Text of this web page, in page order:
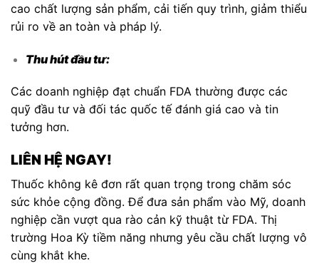
cao chất lượng sản phẩm, cải tiến quy trình, giảm thiểu
rủi ro về an toàn và pháp lý.
Thu hút đầu tư:
Các doanh nghiệp đạt chuẩn FDA thường được các
quỹ đầu tư và đối tác quốc tế đánh giá cao và tin
tưởng hơn.
LIÊN HỆ NGAY!
Thuốc không kê đơn rất quan trọng trong chăm sóc
sức khỏe cộng đồng. Để đưa sản phẩm vào Mỹ, doanh
nghiệp cần vượt qua rào cản kỹ thuật từ FDA. Thị
trường Hoa Kỳ tiềm năng nhưng yêu cầu chất lượng vô
cùng khắt khe.